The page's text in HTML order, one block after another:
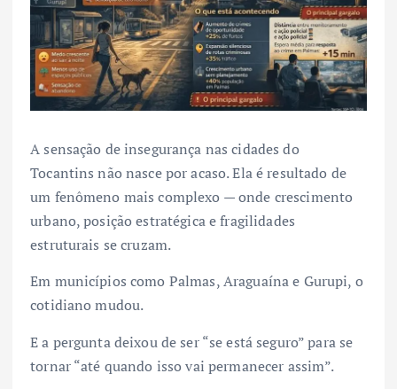
A sensação de insegurança nas cidades do
Tocantins não nasce por acaso. Ela é resultado de
um fenômeno mais complexo — onde crescimento
urbano, posição estratégica e fragilidades
estruturais se cruzam.
Em municípios como Palmas, Araguaína e Gurupi, o
cotidiano mudou.
E a pergunta deixou de ser “se está seguro” para se
tornar “até quando isso vai permanecer assim”.